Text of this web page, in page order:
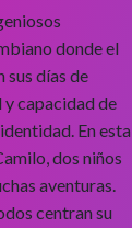
donde el
sus días de
y capacidad de
En esta
dos niños
aventuras.
centran su